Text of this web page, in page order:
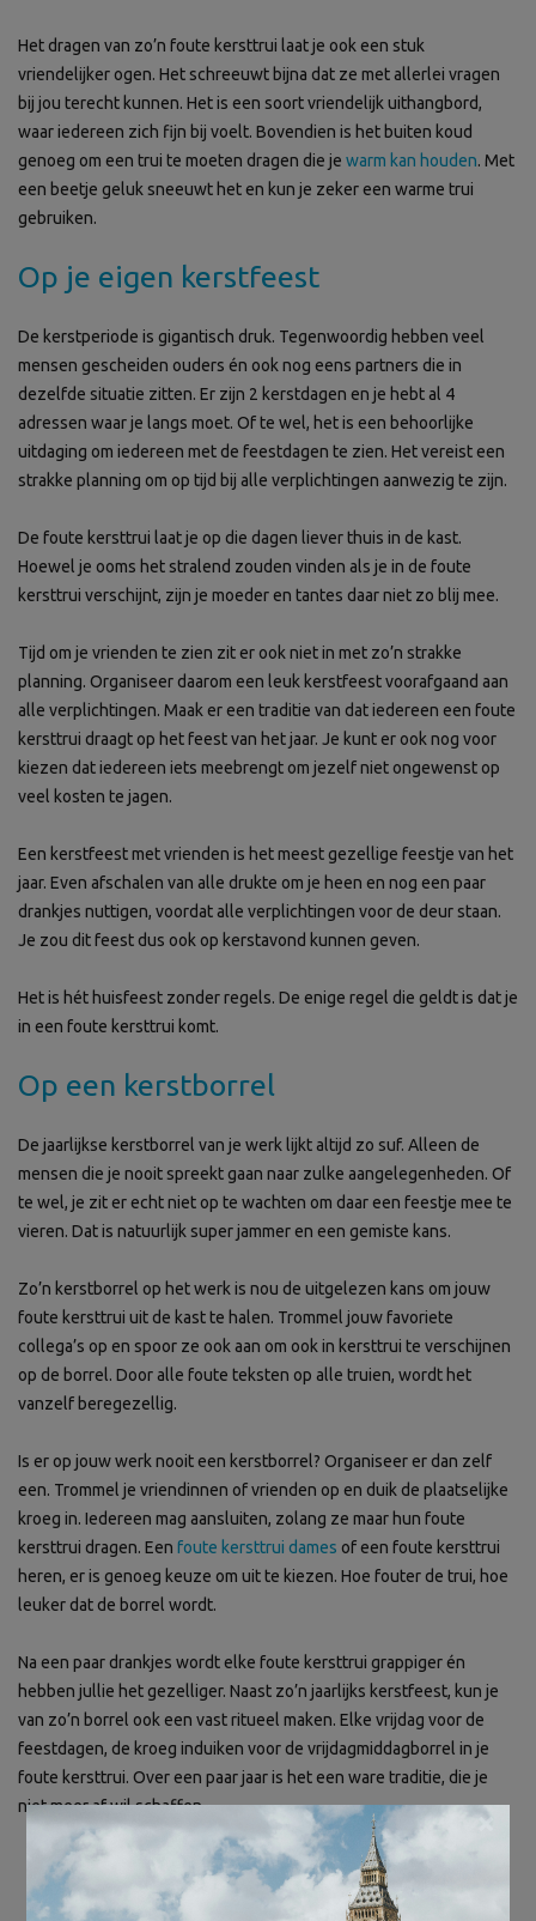
Het dragen van zo’n foute kersttrui laat je ook een stuk
vriendelijker ogen. Het schreeuwt bijna dat ze met allerlei vragen
bij jou terecht kunnen. Het is een soort vriendelijk uithangbord,
waar iedereen zich fijn bij voelt. Bovendien is het buiten koud
genoeg om een trui te moeten dragen die je warm kan houden. Met
een beetje geluk sneeuwt het en kun je zeker een warme trui
gebruiken.
Op je eigen kerstfeest
De kerstperiode is gigantisch druk. Tegenwoordig hebben veel
mensen gescheiden ouders én ook nog eens partners die in
dezelfde situatie zitten. Er zijn 2 kerstdagen en je hebt al 4
adressen waar je langs moet. Of te wel, het is een behoorlijke
uitdaging om iedereen met de feestdagen te zien. Het vereist een
strakke planning om op tijd bij alle verplichtingen aanwezig te zijn.
De foute kersttrui laat je op die dagen liever thuis in de kast.
Hoewel je ooms het stralend zouden vinden als je in de foute
kersttrui verschijnt, zijn je moeder en tantes daar niet zo blij mee.
Tijd om je vrienden te zien zit er ook niet in met zo’n strakke
planning. Organiseer daarom een leuk kerstfeest voorafgaand aan
alle verplichtingen. Maak er een traditie van dat iedereen een foute
kersttrui draagt op het feest van het jaar. Je kunt er ook nog voor
kiezen dat iedereen iets meebrengt om jezelf niet ongewenst op
veel kosten te jagen.
Een kerstfeest met vrienden is het meest gezellige feestje van het
jaar. Even afschalen van alle drukte om je heen en nog een paar
drankjes nuttigen, voordat alle verplichtingen voor de deur staan.
Je zou dit feest dus ook op kerstavond kunnen geven.
Het is hét huisfeest zonder regels. De enige regel die geldt is dat je
in een foute kersttrui komt.
Op een kerstborrel
De jaarlijkse kerstborrel van je werk lijkt altijd zo suf. Alleen de
mensen die je nooit spreekt gaan naar zulke aangelegenheden. Of
te wel, je zit er echt niet op te wachten om daar een feestje mee te
vieren. Dat is natuurlijk super jammer en een gemiste kans.
Zo’n kerstborrel op het werk is nou de uitgelezen kans om jouw
foute kersttrui uit de kast te halen. Trommel jouw favoriete
collega’s op en spoor ze ook aan om ook in kersttrui te verschijnen
op de borrel. Door alle foute teksten op alle truien, wordt het
vanzelf beregezellig.
Is er op jouw werk nooit een kerstborrel? Organiseer er dan zelf
een. Trommel je vriendinnen of vrienden op en duik de plaatselijke
kroeg in. Iedereen mag aansluiten, zolang ze maar hun foute
kersttrui dragen. Een foute kersttrui dames of een foute kersttrui
heren, er is genoeg keuze om uit te kiezen. Hoe fouter de trui, hoe
leuker dat de borrel wordt.
Na een paar drankjes wordt elke foute kersttrui grappiger én
hebben jullie het gezelliger. Naast zo’n jaarlijks kerstfeest, kun je
van zo’n borrel ook een vast ritueel maken. Elke vrijdag voor de
feestdagen, de kroeg induiken voor de vrijdagmiddagborrel in je
foute kersttrui. Over een paar jaar is het een ware traditie, die je
niet meer af wil schaffen.
×